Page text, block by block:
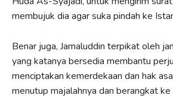
membujuk dia agar suka pindah ke
Benar juga, Jamaluddin terpikat oleh
yang katanya bersedia membantu
menciptakan kemerdekaan dan hak
menutup majalahnya dan berangkat